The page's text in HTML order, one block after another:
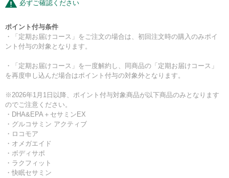
必ずご確認ください
ポイント付与条件
・「定期お届けコース」をご注文の場合は、初回注文時の購入のみポイ
ント付与の対象となります。
・「定期お届けコース」を一度解約し、同商品の「定期お届けコース」
を再度申し込んだ場合はポイント付与の対象外となります。
※2026年1月1日以降、ポイント付与対象商品が以下商品のみとなります
のでご注意ください。
・DHA&EPA＋セサミンEX
・グルコサミン アクティブ
・ロコモア
・オメガエイド
・ボディサポ
・ラクフィット
・快眠セサミン